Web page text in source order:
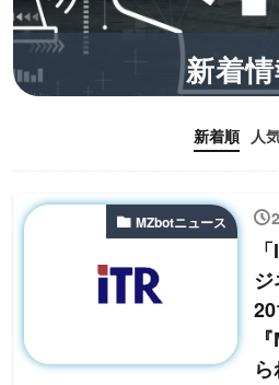
新着
新着順 人
MZbotニュース